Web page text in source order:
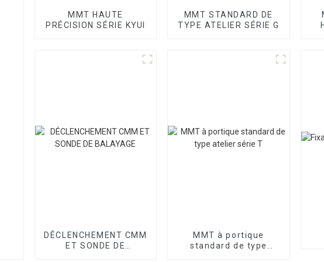
MMT HAUTE
PRÉCISION SÉRIE KYUI
MMT STANDARD DE
TYPE ATELIER SÉRIE G
DÉCLENCHEMENT CMM
ET SONDE DE
MMT à portique
standard de type